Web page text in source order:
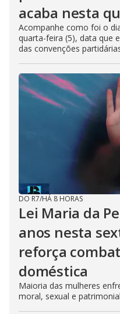
acaba nesta
Acompanhe como foi o
quarta-feira (5), data que
das convenções
DO R7/HÁ 8 HORAS
Lei Maria da
anos nesta
reforça
doméstica
Maioria das mulheres
moral, sexual e